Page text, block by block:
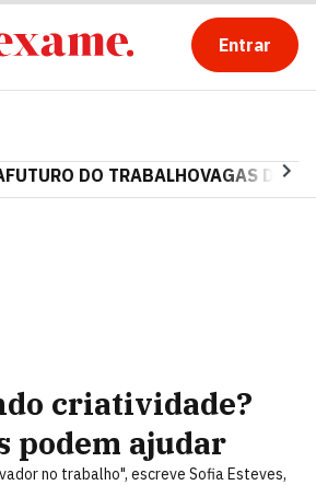
Entrar
FUTURO DO TRABALHOVAGAS DE
criatividade?
podem ajudar
no trabalho", escreve Sofia Esteves,